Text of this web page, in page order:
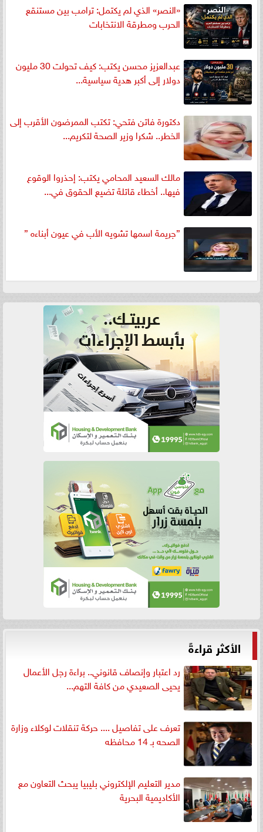
«النصر» الذي لم يكتمل: ترامب بين مستنقع
الحرب ومطرقة الانتخابات
عبدالعزيز محسن يكتب: كيف تحولت 30 مليون
دولار إلى أكبر هدية سياسية...
دكتورة فاتن فتحي: تكتب الممرضون الأقرب إلى
الخطر.. شكرا وزير الصحة لتكريم...
مالك السعيد المحامي يكتب: إحذروا الوقوع
فيها.. أخطاء قاتلة تضيع الحقوق في...
”جريمة اسمها تشويه الأب في عيون أبناءه ”
الأكثر قراءةً
رد اعتبار وإنصاف قانوني.. براءة رجل الأعمال
يحيى الصعيدي من كافة التهم...
تعرف على تفاصيل .... حركة تنقلات لوكلاء وزارة
الصحه بـ 14 محافظه
مدير التعليم الإلكتروني بليبيا يبحث التعاون مع
الأكاديمية البحرية